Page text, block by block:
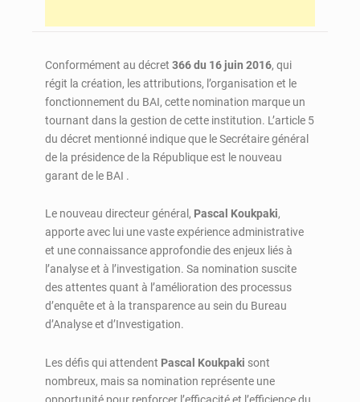
Conformément au décret 366 du 16 juin 2016, qui
régit la création, les attributions, l’organisation et le
fonctionnement du BAI, cette nomination marque un
tournant dans la gestion de cette institution. L’article 5
du décret mentionné indique que le Secrétaire général
de la présidence de la République est le nouveau
garant de le BAI .
Le nouveau directeur général, Pascal Koukpaki,
apporte avec lui une vaste expérience administrative
et une connaissance approfondie des enjeux liés à
l’analyse et à l’investigation. Sa nomination suscite
des attentes quant à l’amélioration des processus
d’enquête et à la transparence au sein du Bureau
d’Analyse et d’Investigation.
Les défis qui attendent Pascal Koukpaki sont
nombreux, mais sa nomination représente une